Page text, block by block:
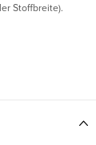
Stoffbreite).